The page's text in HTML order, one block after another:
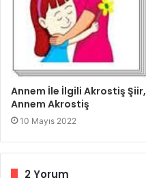
Annem İle İlgili Akrostiş Şiir,
Annem Akrostiş
10 Mayıs 2022
2 Yorum